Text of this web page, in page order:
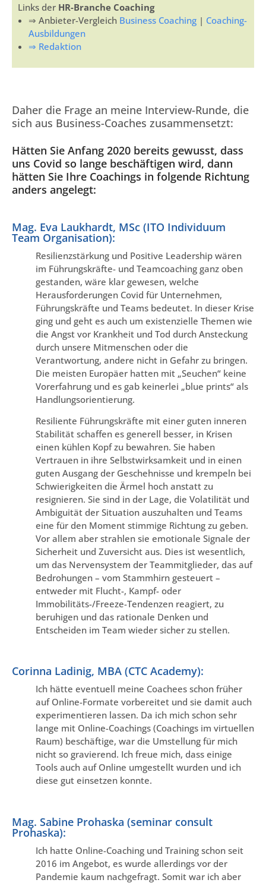
Links der HR-Branche Coaching
⇒ Anbieter-Vergleich Business Coaching | Coaching-
Ausbildungen
⇒ Redaktion
Daher die Frage an meine Interview-Runde, die
sich aus Business-Coaches zusammensetzt:
Hätten Sie Anfang 2020 bereits gewusst, dass
uns Covid so lange beschäftigen wird, dann
hätten Sie Ihre Coachings in folgende Richtung
anders angelegt:
Mag. Eva Laukhardt, MSc (ITO Individuum
Team Organisation):
Resilienzstärkung und Positive Leadership wären
im Führungskräfte- und Teamcoaching ganz oben
gestanden, wäre klar gewesen, welche
Herausforderungen Covid für Unternehmen,
Führungskräfte und Teams bedeutet. In dieser Krise
ging und geht es auch um existenzielle Themen wie
die Angst vor Krankheit und Tod durch Ansteckung
durch unsere Mitmenschen oder die
Verantwortung, andere nicht in Gefahr zu bringen.
Die meisten Europäer hatten mit „Seuchen“ keine
Vorerfahrung und es gab keinerlei „blue prints“ als
Handlungsorientierung.
Resiliente Führungskräfte mit einer guten inneren
Stabilität schaffen es generell besser, in Krisen
einen kühlen Kopf zu bewahren. Sie haben
Vertrauen in ihre Selbstwirksamkeit und in einen
guten Ausgang der Geschehnisse und krempeln bei
Schwierigkeiten die Ärmel hoch anstatt zu
resignieren. Sie sind in der Lage, die Volatilität und
Ambiguität der Situation auszuhalten und Teams
eine für den Moment stimmige Richtung zu geben.
Vor allem aber strahlen sie emotionale Signale der
Sicherheit und Zuversicht aus. Dies ist wesentlich,
um das Nervensystem der Teammitglieder, das auf
Bedrohungen – vom Stammhirn gesteuert –
entweder mit Flucht-, Kampf- oder
Immobilitäts-/Freeze-Tendenzen reagiert, zu
beruhigen und das rationale Denken und
Entscheiden im Team wieder sicher zu stellen.
Corinna Ladinig, MBA (CTC Academy):
Ich hätte eventuell meine Coachees schon früher
auf Online-Formate vorbereitet und sie damit auch
experimentieren lassen. Da ich mich schon sehr
lange mit Online-Coachings (Coachings im virtuellen
Raum) beschäftige, war die Umstellung für mich
nicht so gravierend. Ich freue mich, dass einige
Tools auch auf Online umgestellt wurden und ich
diese gut einsetzen konnte.
Mag. Sabine Prohaska (seminar consult
Prohaska):
Ich hatte Online-Coaching und Training schon seit
2016 im Angebot, es wurde allerdings vor der
Pandemie kaum nachgefragt. Somit war ich aber